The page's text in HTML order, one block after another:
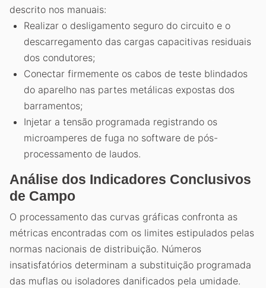
descrito nos manuais:
Realizar o desligamento seguro do circuito e o
descarregamento das cargas capacitivas residuais
dos condutores;
Conectar firmemente os cabos de teste blindados
do aparelho nas partes metálicas expostas dos
barramentos;
Injetar a tensão programada registrando os
microamperes de fuga no software de pós-
processamento de laudos.
Análise dos Indicadores Conclusivos
de Campo
O processamento das curvas gráficas confronta as
métricas encontradas com os limites estipulados pelas
normas nacionais de distribuição. Números
insatisfatórios determinam a substituição programada
das muflas ou isoladores danificados pela umidade.